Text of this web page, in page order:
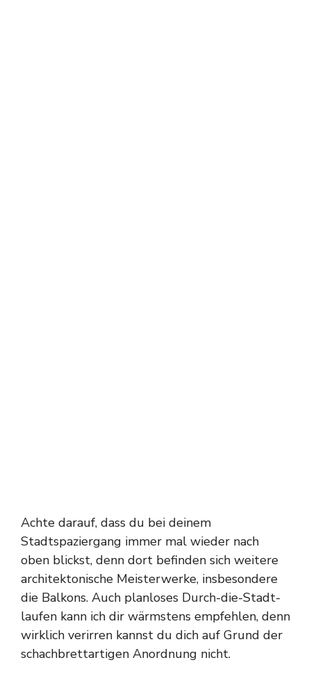
Achte darauf, dass du bei deinem
Stadtspaziergang immer mal wieder nach
oben blickst, denn dort befinden sich weitere
architektonische Meisterwerke, insbesondere
die Balkons. Auch planloses Durch-die-Stadt-
laufen kann ich dir wärmstens empfehlen, denn
wirklich verirren kannst du dich auf Grund der
schachbrettartigen Anordnung nicht.